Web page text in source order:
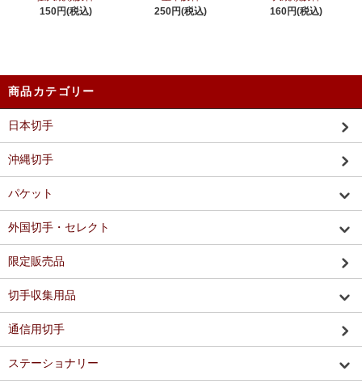
150円(税込)
250円(税込)
160円(税込)
商品カテゴリー
日本切手
沖縄切手
パケット
外国切手・セレクト
限定販売品
切手収集用品
通信用切手
ステーショナリー